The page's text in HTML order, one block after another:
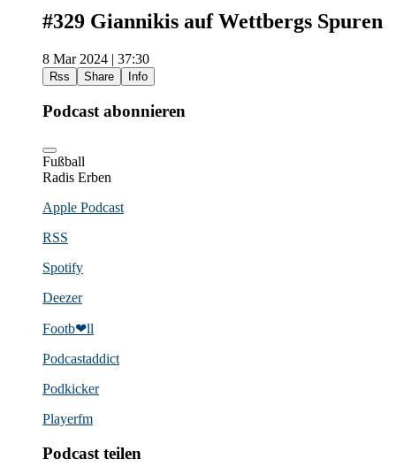
#329 Giannikis auf Wettbergs Spuren
8 Mar 2024 | 37:30
Rss Share Info
Podcast abonnieren
Fußball
Radis Erben
Apple Podcast
RSS
Spotify
Deezer
Footb❤ll
Podcast­addict
Podkicker
Playerfm
Podcast teilen